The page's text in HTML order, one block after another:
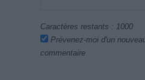
Caractères restants : 1000
Prévenez-moi d'un
commentaire